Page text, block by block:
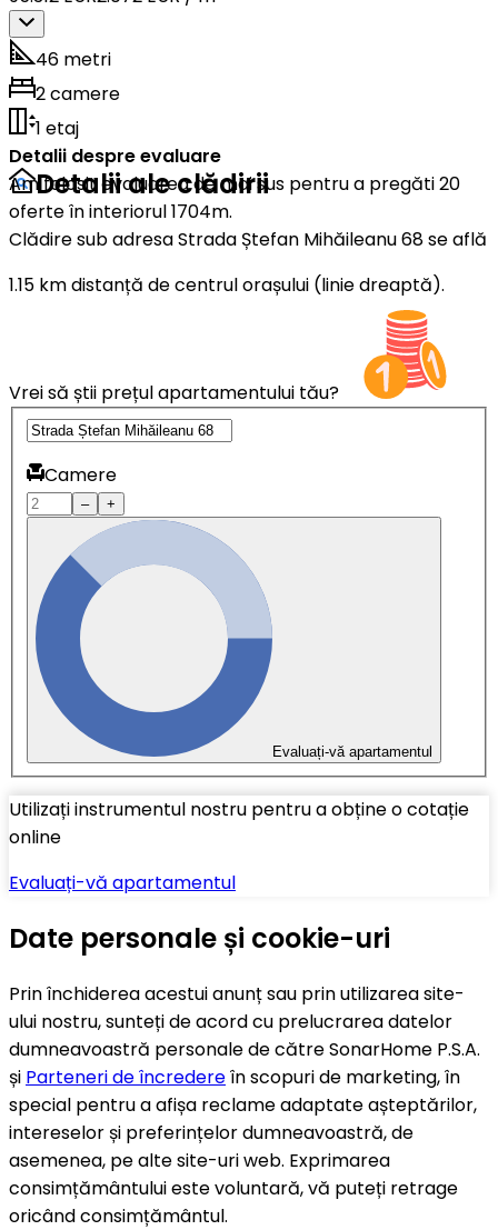
46 metri
2 camere
1 etaj
Detalii despre evaluare
Am folosit evaluarea de mai sus pentru a pregăti 20
oferte în interiorul 1704m.
Detalii ale clădirii
Clădire sub adresa Strada Ștefan Mihăileanu 68 se află
1.15 km distanță de centrul orașului (linie dreaptă).
Vrei să știi prețul apartamentului tău?
Camere
– +
Evaluați-vă apartamentul
Utilizați instrumentul nostru pentru a obține o cotație
online
Evaluați-vă apartamentul
Date personale și cookie-uri
Prin închiderea acestui anunț sau prin utilizarea site-
ului nostru, sunteți de acord cu prelucrarea datelor
dumneavoastră personale de către SonarHome P.S.A.
și Parteneri de încredereîn scopuri de marketing, în
special pentru a afișa reclame adaptate așteptărilor,
intereselor și preferințelor dumneavoastră, de
asemenea, pe alte site-uri web. Exprimarea
consimțământului este voluntară, vă puteți retrage
oricând consimțământul.